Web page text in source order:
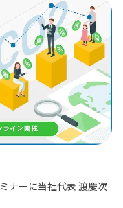
ナーに当社代表 渡慶次